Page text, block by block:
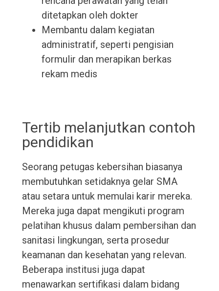
ditetapkan oleh dokter
Membantu dalam kegiatan
administratif, seperti pengisian
formulir dan merapikan berkas
rekam medis
Tertib melanjutkan contoh
pendidikan
Seorang petugas kebersihan biasanya
membutuhkan setidaknya gelar SMA
atau setara untuk memulai karir mereka.
Mereka juga dapat mengikuti program
pelatihan khusus dalam pembersihan dan
sanitasi lingkungan, serta prosedur
keamanan dan kesehatan yang relevan.
Beberapa institusi juga dapat
menawarkan sertifikasi dalam bidang